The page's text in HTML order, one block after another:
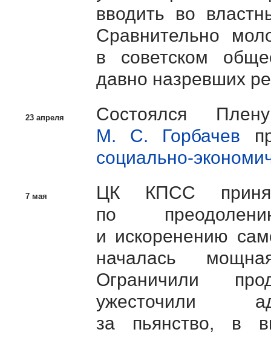
вводить во
Сравнительно
в советском
давно назревших
23 апреля
Состоялся
М. C. Горбачев
социально-
7 мая
ЦК КПСС
по
и искоренению
началась
Ограничили
ужесточили
за пьянство, в